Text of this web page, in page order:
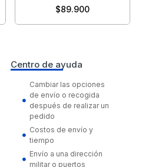
$89.900
Centro de ayuda
Cambiar las opciones
de envío o recogida
después de realizar un
pedido
Costos de envío y
tiempo
Envío a una dirección
militar o puertos